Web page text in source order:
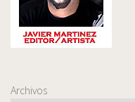
Archivos